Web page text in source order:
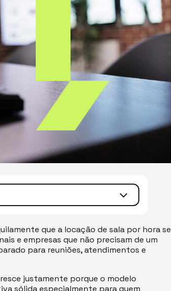
que a locação de sala por hora se
e empresas que não precisam de um
para reuniões, atendimentos e
justamente porque o modelo
sólida especialmente para quem